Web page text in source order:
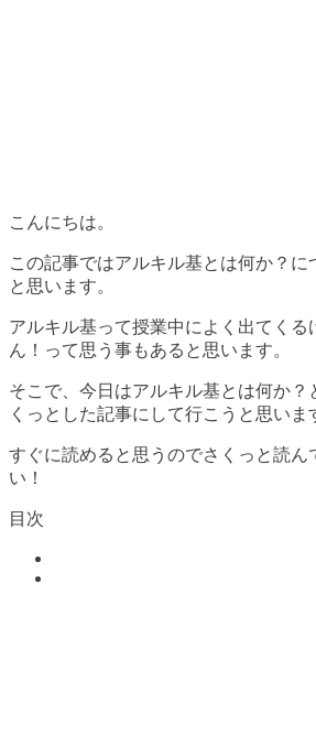
こんにちは。
この記事ではアルキル基とは何か？に
と思います。
アルキル基って授業中によく出てくる
ん！って思う事もあると思います。
そこで、今日はアルキル基とは何か？
くっとした記事にして行こうと思いま
すぐに読めると思うのでさくっと読ん
い！
目次